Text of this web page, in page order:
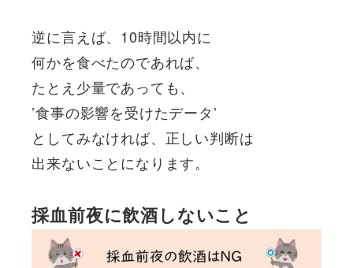
逆に言えば、10時間以内に
何かを食べたのであれば、
たとえ少量であっても、
’食事の影響を受けたデータ’
としてみなければ、正しい判断は
出来ないことになります。
採血前夜に飲酒しないこと